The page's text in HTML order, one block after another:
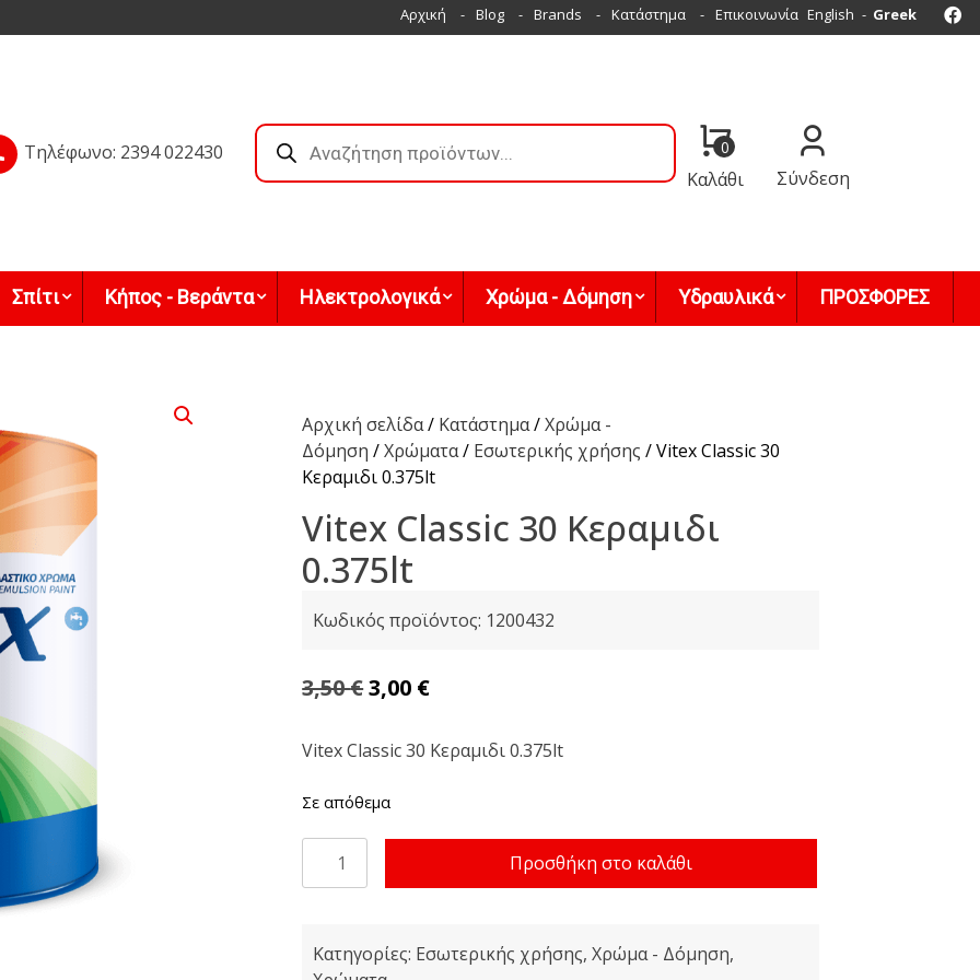
Αρχική Blog Brands Κατάστημα Επικοινωνία English Greek
Τηλέφωνο: 2394 022430
Products
search 0
Καλάθι Σύνδεση
Σπίτι Κήπος - Βεράντα Ηλεκτρολογικά Χρώμα - Δόμηση Υδραυλικά ΠΡΟΣΦΟΡΕΣ
Αρχική σελίδα/ Κατάστημα/Χρώμα -
Δόμηση /Χρώματα/ Εσωτερικής χρήσης / Vitex Classic 30
Κεραμιδι 0.375lt
Vitex Classic 30 Κεραμιδι
0.375lt
Κωδικός προϊόντος: 1200432
3,50€Original
was:
3,00 €Η
τιμή
Vitex Classic 30 Κεραμιδι 0.375lt
Σε απόθεμα
Classic
0.375lt
Προσθήκη στο καλάθι
Κατηγορίες: Εσωτερικής χρήσης,Χρώμα - Δόμηση,